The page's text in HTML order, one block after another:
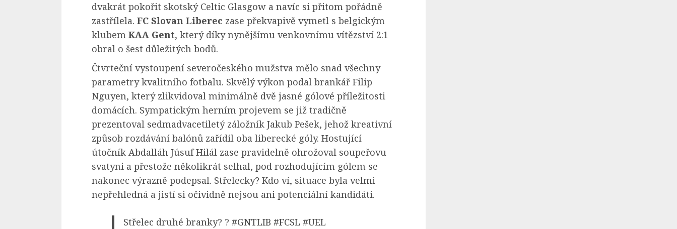
dvakrát pokořit skotský Celtic Glasgow a navíc si přitom pořádně
zastřílela. FC Slovan Liberec zase překvapivě vymetl s belgickým
klubem KAA Gent, který díky nynějšímu venkovnímu vítězství 2:1
obral o šest důležitých bodů.
Čtvrteční vystoupení severočeského mužstva mělo snad všechny
parametry kvalitního fotbalu. Skvělý výkon podal brankář Filip
Nguyen, který zlikvidoval minimálně dvě jasné gólové příležitosti
domácích. Sympatickým herním projevem se již tradičně
prezentoval sedmadvacetiletý záložník Jakub Pešek, jehož kreativní
způsob rozdávání balónů zařídil oba liberecké góly. Hostující
útočník Abdalláh Júsuf Hilál zase pravidelně ohrožoval soupeřovu
svatyni a přestože několikrát selhal, pod rozhodujícím gólem se
nakonec výrazně podepsal. Střelecky? Kdo ví, situace byla velmi
nepřehledná a jistí si očividně nejsou ani potenciální kandidáti.
Střelec druhé branky? ? #GNTLIB #FCSL #UEL